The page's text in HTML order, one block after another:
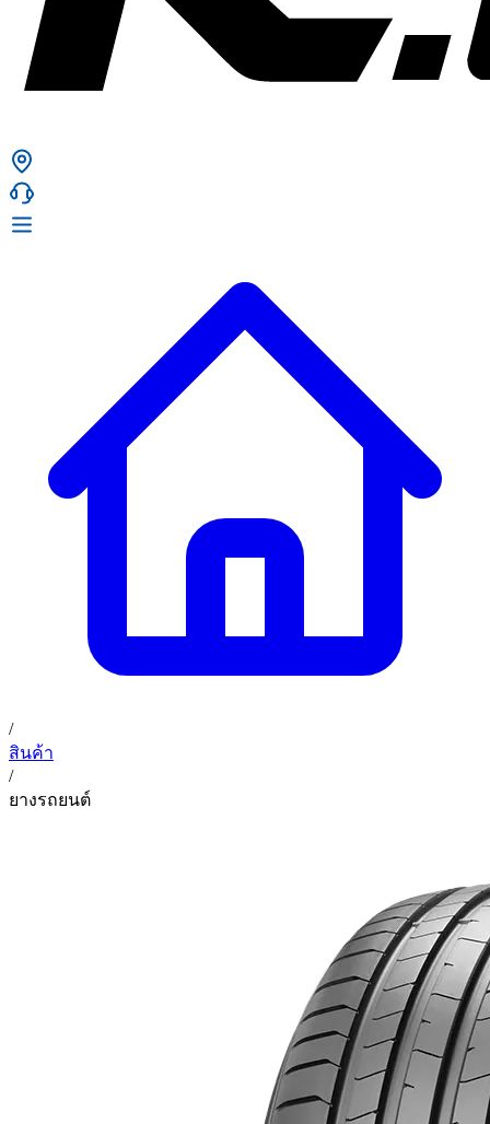
การรับประกันสินค้า
ข่าวสารและโปรโมชั่น
ติดต่อเรา
TH
02 393 3356
ก. เจริญยางยนต์ (บริษัท มิ้งค์ แอนด์ ซีน จำกัด) 2275 ถ.สุขุมวิท
(ระหว่างซอยสุขุมวิท 89/1 - 91) แขวงบางจาก เขตพระโขนง
กรุงเทพมหานคร 10260
ก. เจริญค็อกพิท
อุดมสุข 28 ถนนอุดมสุข แขวงบางนาเหนือ เขตบางนา
/
สินค้า
/
ยางรถยนต์